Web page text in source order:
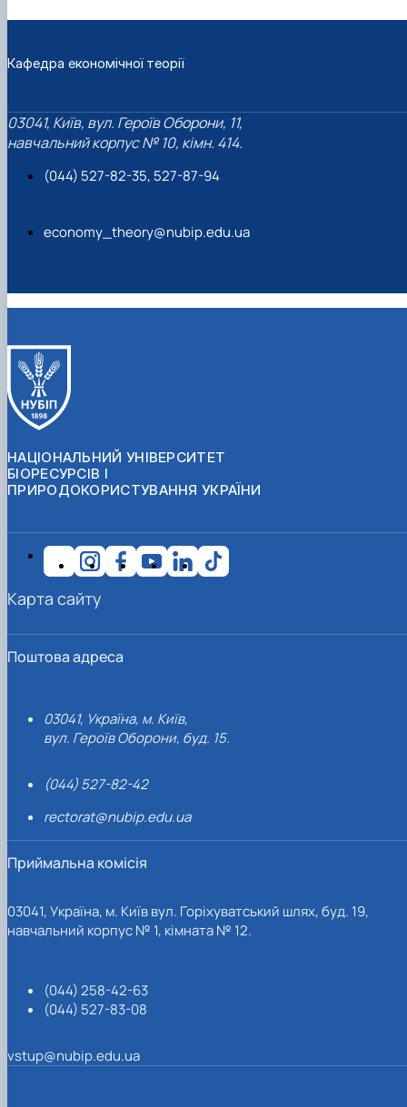
Кафедра економічної теорії
03041, Київ, вул. Героїв Оборони, 11,
навчальний корпус № 10, кімн. 414.
(044) 527-82-35, 527-87-94
economy_theory@nubip.edu.ua
НАЦІОНАЛЬНИЙ УНІВЕРСИТЕТ
БІОРЕСУРСІВ І
ПРИРОДОКОРИСТУВАННЯ УКРАЇНИ
Поштова адреса
03041, Україна, м. Київ,
вул. Героїв Оборони, буд. 15.
(044) 527-82-42
rectorat@nubip.edu.ua
Приймальна комісія
03041, Україна, м. Київ вул. Горіхуватський шлях, буд. 19,
навчальний корпус № 1, кімната № 12.
(044) 258-42-63
(044) 527-83-08
vstup@nubip.edu.ua
Карта сайту